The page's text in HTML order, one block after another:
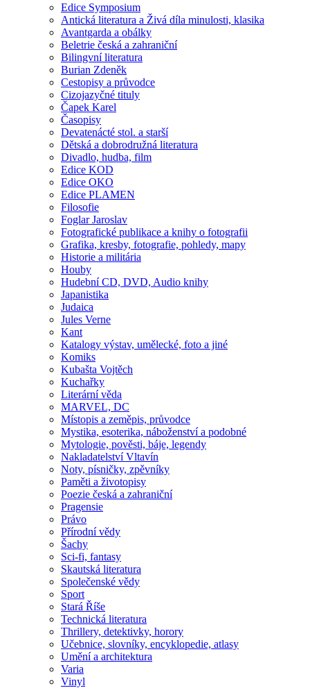
Edice Symposium
Antická literatura a Živá díla minulosti, klasika
Avantgarda a obálky
Beletrie česká a zahraniční
Bilingvní literatura
Burian Zdeněk
Cestopisy a průvodce
Cizojazyčné tituly
Čapek Karel
Časopisy
Devatenácté stol. a starší
Dětská a dobrodružná literatura
Divadlo, hudba, film
Edice KOD
Edice OKO
Edice PLAMEN
Filosofie
Foglar Jaroslav
Fotografické publikace a knihy o fotografii
Grafika, kresby, fotografie, pohledy, mapy
Historie a militária
Houby
Hudební CD, DVD, Audio knihy
Japanistika
Judaica
Jules Verne
Kant
Katalogy výstav, umělecké, foto a jiné
Komiks
Kubašta Vojtěch
Kuchařky
Literární věda
MARVEL, DC
Místopis a zeměpis, průvodce
Mystika, esoterika, náboženství a podobné
Mytologie, pověsti, báje, legendy
Nakladatelství Vltavín
Noty, písničky, zpěvníky
Paměti a životopisy
Poezie česká a zahraniční
Pragensie
Právo
Přírodní vědy
Šachy
Sci-fi, fantasy
Skautská literatura
Společenské vědy
Sport
Stará Říše
Technická literatura
Thrillery, detektivky, horory
Učebnice, slovníky, encyklopedie, atlasy
Umění a architektura
Varia
Vinyl